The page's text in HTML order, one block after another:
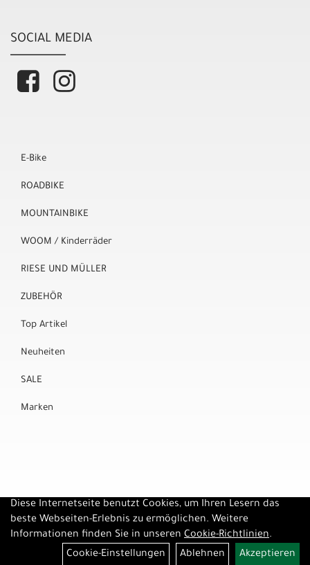
SOCIAL MEDIA
E-Bike
ROADBIKE
MOUNTAINBIKE
WOOM / Kinderräder
RIESE UND MÜLLER
ZUBEHÖR
Top Artikel
Neuheiten
SALE
Marken
Diese Internetseite benutzt Cookies, um Ihren Lesern das
beste Webseiten-Erlebnis zu ermöglichen. Weitere
Informationen finden Sie in unseren Cookie-Richtlinien.
Cookie-Einstellungen
Ablehnen Akzeptieren